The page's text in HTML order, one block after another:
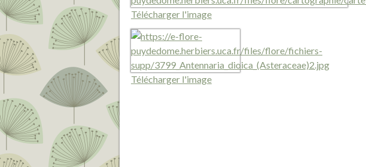
Télécharger l'image
Télécharger l'image